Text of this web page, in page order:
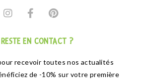
EN CONTACT ?
recevoir toutes nos actualités
de -10% sur votre première